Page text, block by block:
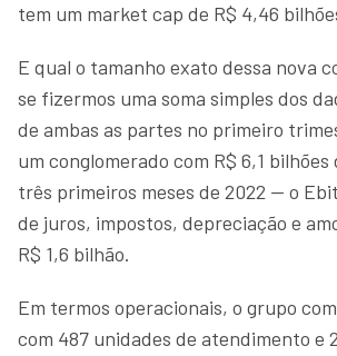
tem um market cap de R$ 4,46
E qual o tamanho exato dessa nova
se fizermos uma soma simples dos
de ambas as partes no primeiro
um conglomerado com R$ 6,1
três primeiros meses de 2022 — o
de juros, impostos, depreciação e
R$ 1,6 bilhão.
Em termos operacionais, o grupo
com 487 unidades de atendimento e